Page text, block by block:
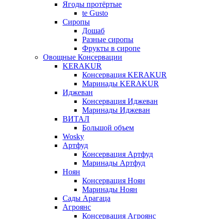
Ягоды протёртые
te Gusto
Сиропы
Дошаб
Разные сиропы
Фрукты в сиропе
Овощные Консервации
KERAKUR
Консервация KERAKUR
Маринады KERAKUR
Иджеван
Консервация Иджеван
Маринады Иджеван
ВИТАЛ
Большой объем
Wosky
Артфуд
Консервация Артфуд
Маринады Артфуд
Ноян
Консервация Ноян
Маринады Ноян
Сады Арагаца
Агроянс
Консервация Агроянс